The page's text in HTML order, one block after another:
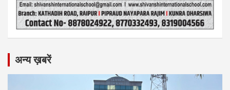
अन्य ख़बरें